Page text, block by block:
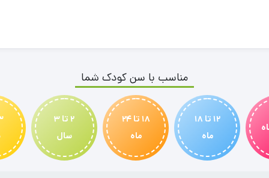
مناسب با سن کودک شما
12 تا 18
ماه
18 تا 24
ماه
2 تا 3
سال